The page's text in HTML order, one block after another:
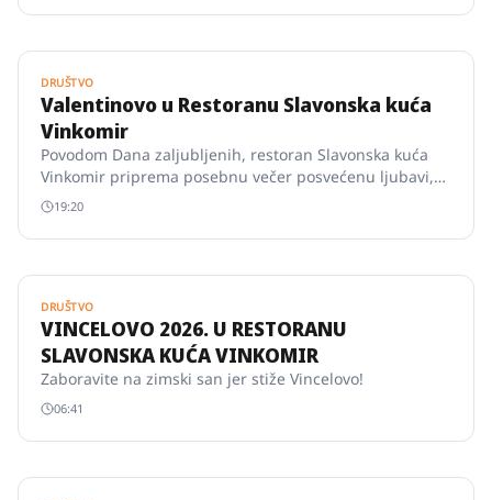
DRUŠTVO
Valentinovo u Restoranu Slavonska kuća
Vinkomir
Povodom Dana zaljubljenih, restoran Slavonska kuća
Vinkomir priprema posebnu večer posvećenu ljubavi,
vrhunskim okusima i romantičnoj atmosferi.
19:20
DRUŠTVO
VINCELOVO 2026. U RESTORANU
SLAVONSKA KUĆA VINKOMIR
Zaboravite na zimski san jer stiže Vincelovo!
06:41